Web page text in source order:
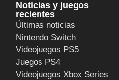
Noticias y juegos
recientes
Últimas noticias
Nintendo Switch
Videojuegos PS5
Juegos PS4
Videojuegos Xbox Series